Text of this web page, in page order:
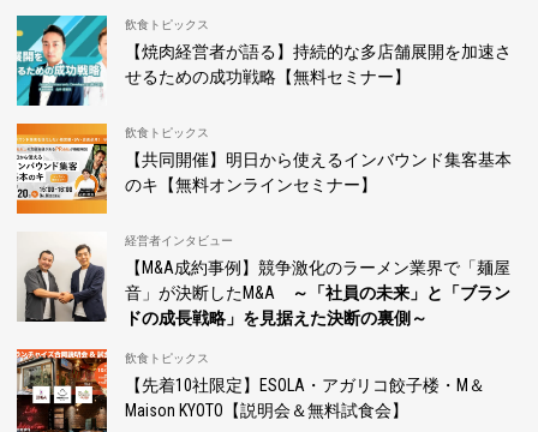
飲食トピックス
【焼肉経営者が語る】持続的な多店舗展開を加速さ
せるための成功戦略【無料セミナー】
飲食トピックス
【共同開催】明日から使えるインバウンド集客基本
のキ【無料オンラインセミナー】
経営者インタビュー
【M&A成約事例】競争激化のラーメン業界で「麺屋
音」が決断したM&A
～「社員の未来」と「ブラン
ドの成長戦略」を見据えた決断の裏側～
飲食トピックス
【先着10社限定】ESOLA・アガリコ餃子楼・M＆
Maison KYOTO【説明会＆無料試食会】